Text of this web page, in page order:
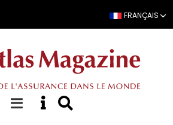
FRANÇAIS
DOSSIER SPÉCIAL